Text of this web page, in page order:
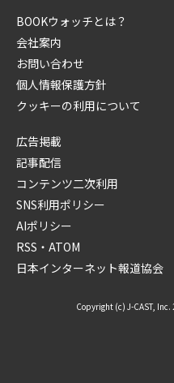
BOOKウォッチとは？
会社案内
お問い合わせ
個人情報保護方針
クッキーの利用について
広告掲載
記事配信
コンテンツ二次利用
SNS利用ポリシー
AIポリシー
RSS・ATOM
日本インターネット報道協会
Copyright (c) J-CAST,